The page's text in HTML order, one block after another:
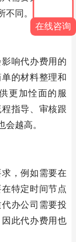
同。
响代办费用的
的材料整理和
更加恮面的服
指导、审核跟
越高。
，例如需要在
特定时间节点
办公司需要投
此代办费用也
在线咨询